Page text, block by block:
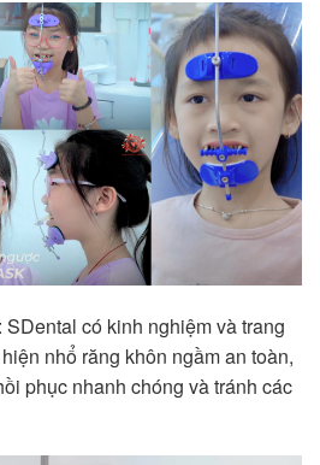
: SDental có kinh nghiệm và trang
nhổ răng khôn ngầm an toàn,
phục nhanh chóng và tránh các